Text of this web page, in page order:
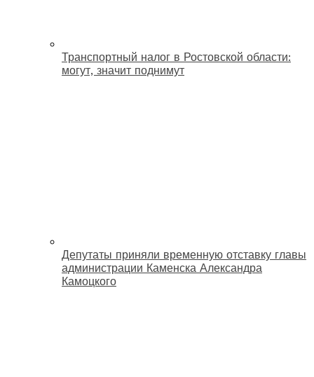
Транспортный налог в Ростовской области:
могут, значит поднимут
Депутаты приняли временную отставку главы
администрации Каменска Александра
Камоцкого